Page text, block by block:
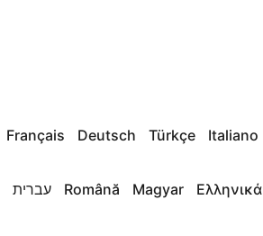
Français Deutsch Türkçe Italiano
עברית Română Magyar Ελληνικά